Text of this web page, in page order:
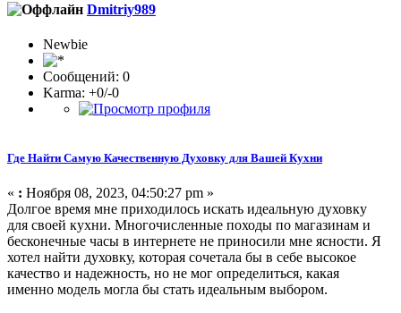
Dmitriy989
Newbie
Сообщений: 0
Karma: +0/-0
Где Найти Самую Качественную Духовку для Вашей Кухни
« : Ноября 08, 2023, 04:50:27 pm »
Долгое время мне приходилось искать идеальную духовку
для своей кухни. Многочисленные походы по магазинам и
бесконечные часы в интернете не приносили мне ясности. Я
хотел найти духовку, которая сочетала бы в себе высокое
качество и надежность, но не мог определиться, какая
именно модель могла бы стать идеальным выбором.